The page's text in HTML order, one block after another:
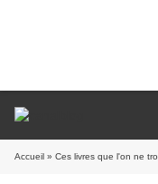
Accueil » Ces livres que l'on ne